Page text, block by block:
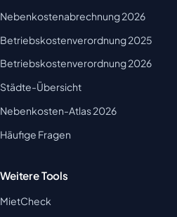
Nebenkostenabrechnung 2026
Betriebskostenverordnung 2025
Betriebskostenverordnung 2026
Städte-Übersicht
Nebenkosten-Atlas 2026
Häufige Fragen
Weitere Tools
MietCheck